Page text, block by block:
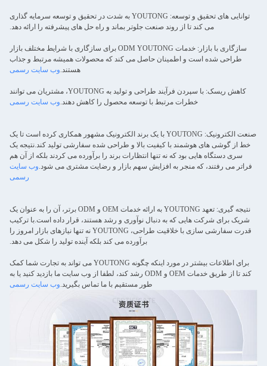
توانایی های تحقیق و توسعه: YOUTONG به شدت در تحقیق و توسعه سرمایه گذاری
می کند تا از روند صنعت جلوتر بماند و راه حل های پیشرفته را ارائه دهد.
سازگاری با بازار: خدمات ODM YOUTONG برای سازگاری با شرایط مختلف بازار
طراحی شده است و اطمینان حاصل می کند که محصولات همیشه مرتبط و جذاب
هستند.وب سایت رسمی
کاهش ریسک: با سپردن فرآیند طراحی و تولید به YOUTONG، مشتریان می توانند
خطرات مرتبط با توسعه محصول را کاهش دهند.وب سایت رسمی
صنعت الکترونیک: YOUTONG با یک برند الکترونیک مشهور همکاری کرده است تا یک
خط از گوشی های هوشمند با کیفیت بالا و طراحی شده سفارشی تولید کند.نتیجه یک
سری دستگاه هایی بود که نه تنها انتظارات برند را برآورده می کردند بلکه از آن هم
فراتر می رفتند، که منجر به افزایش سهم بازار و رضایت مشتری می شود.وب سایت
رسمی
نتیجه گیری: تعهد YOUTONG به ارائه خدمات OEM و ODM برتر، آن را به عنوان یک
شریک برای شرکت هایی که به دنبال نوآوری و رشد هستند، قرار داده است.با ترکیب
قدرت سفارشی سازی با خلاقیت طراحی، YOUTONG نه تنها نیازهای بازار امروز را
برآورده می کند بلکه آینده تولید را شکل می دهد.
برای اطلاعات بیشتر در مورد اینکه چگونه YOUTONG می تواند به تجارت شما کمک
کند تا از طریق خدمات OEM و ODM رشد کند، لطفا از وب سایت ما بازدید کنید یا به
طور مستقیم با ما تماس بگیرید.وب سایت رسمی